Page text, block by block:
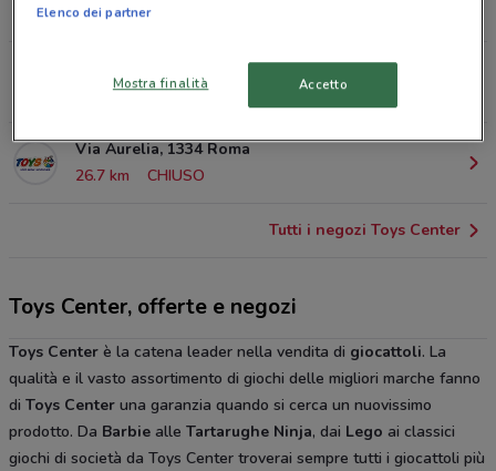
23 km
CHIUSO
Via Prenestina 1087/1089 Roma
26.7 km
CHIUSO
Via Aurelia, 1334 Roma
26.7 km
CHIUSO
Tutti i negozi Toys Center
Toys Center, offerte e negozi
Toys Center è la catena leader nella vendita di giocattoli. La
qualità e il vasto assortimento di giochi delle migliori marche fanno
di Toys Center una garanzia quando si cerca un nuovissimo
prodotto. Da Barbie alle Tartarughe Ninja, dai Lego ai classici
giochi di società da Toys Center troverai sempre tutti i giocattoli più
Elenco dei partner
Mostra finalità Accetto